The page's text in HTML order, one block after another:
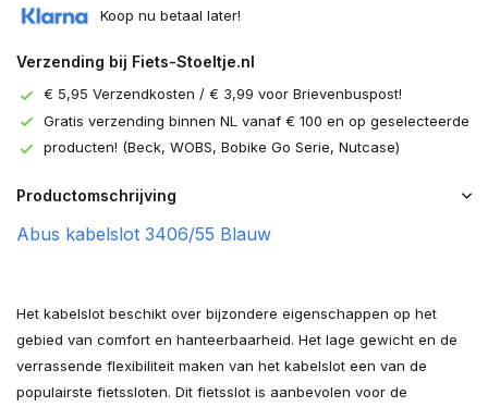
Koop nu betaal later!
Verzending bij Fiets-Stoeltje.nl
€ 5,95 Verzendkosten / € 3,99 voor Brievenbuspost!
Gratis verzending binnen NL vanaf € 100 en op geselecteerde
producten! (Beck, WOBS, Bobike Go Serie, Nutcase)
Productomschrijving
Abus kabelslot 3406/55 Blauw
Het kabelslot beschikt over bijzondere eigenschappen op het
gebied van comfort en hanteerbaarheid. Het lage gewicht en de
verrassende flexibiliteit maken van het kabelslot een van de
populairste fietssloten. Dit fietsslot is aanbevolen voor de